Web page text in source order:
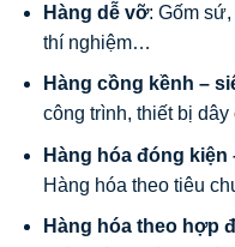
Hàng dễ vỡ: Gốm
thí nghiệm…
Hàng cồng kềnh –
công trình, thiết bị dây
Hàng hóa đóng
Hàng hóa theo tiêu
Hàng hóa theo hợp